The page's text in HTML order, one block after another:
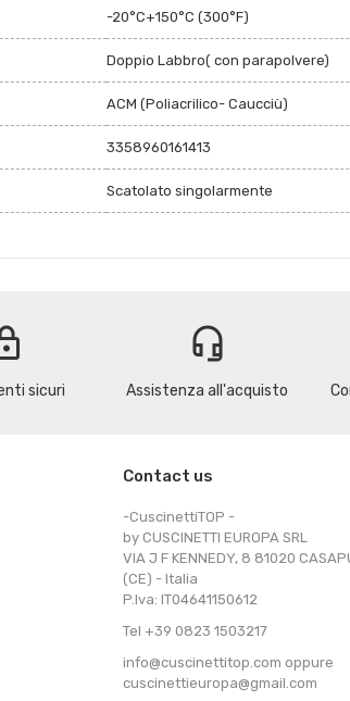
-20°C+150°C (300°F)
Doppio Labbro( con parapolvere)
ACM (Poliacrilico- Caucciù)
3358960161413
Scatolato singolarmente
sicuri
headset_mic
Assistenza all'acquisto
Contact us
-CuscinettiTOP -
by CUSCINETTI EUROPA SRL
VIA J F KENNEDY, 8 81020
(CE) - Italia
P.Iva: IT04641150612
Tel +39 0823 1503217
info@cuscinettitop.com oppure
cuscinettieuropa@gmail.com